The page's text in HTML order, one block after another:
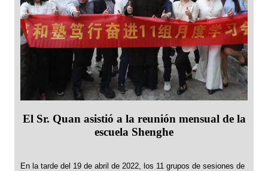
El Sr. Quan asistió a la reunión mensual de la
escuela Shenghe
En la tarde del 19 de abril de 2022, los 11 grupos de sesiones de